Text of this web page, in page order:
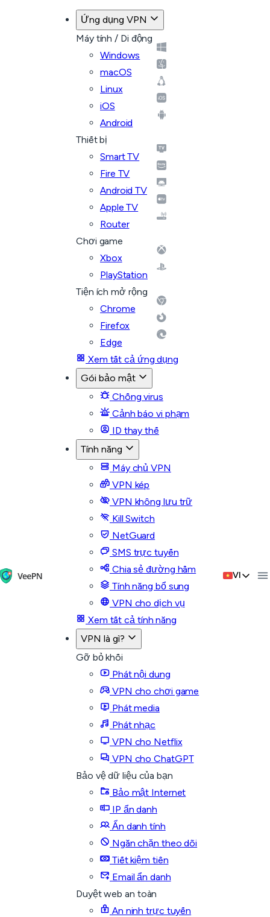
Ứng dụng VPN
Máy tính / Di động
Windows
macOS
Linux
iOS
Android
Thiết bị
Smart TV
Fire TV
Android TV
Apple TV
Router
Chơi game
Xbox
PlayStation
Tiện ích mở rộng
Chrome
Firefox
Edge
Xem tất cả ứng dụng
Gói bảo mật
Chống virus
Cảnh báo vi phạm
ID thay thế
Tính năng
Máy chủ VPN
VPN kép
VPN không lưu trữ
Kill Switch
NetGuard
SMS trực tuyến
Chia sẻ đường hầm
Tính năng bổ sung
VPN cho dịch vụ
Xem tất cả tính năng
VPN là gì?
Gỡ bỏ khối
Phát nội dung
VPN cho chơi game
Phát media
Phát nhạc
VPN cho Netflix
VPN cho ChatGPT
Bảo vệ dữ liệu của bạn
Bảo mật Internet
IP ẩn danh
Ẩn danh tính
Ngăn chặn theo dõi
Tiết kiệm tiền
Email ẩn danh
Duyệt web an toàn
An ninh trực tuyến
VI